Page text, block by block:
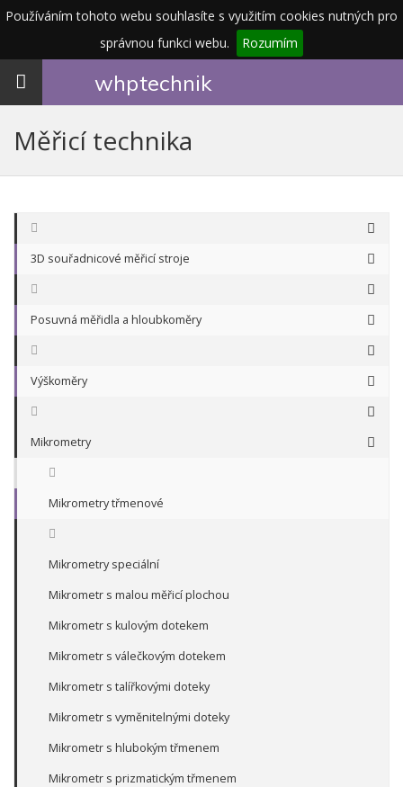
Používáním tohoto webu souhlasíte s využitím cookies nutných pro
správnou funkci webu.
Rozumím
Toggle
whptechnik
Měřicí technika
3D souřadnicové měřicí stroje
Posuvná měřidla a hloubkoměry
Výškoměry
Mikrometry
Mikrometry třmenové
Mikrometry speciální
Mikrometr s malou měřicí plochou
Mikrometr s kulovým dotekem
Mikrometr s válečkovým dotekem
Mikrometr s talířkovými doteky
Mikrometr s vyměnitelnými doteky
Mikrometr s hlubokým třmenem
Mikrometr s prizmatickým třmenem